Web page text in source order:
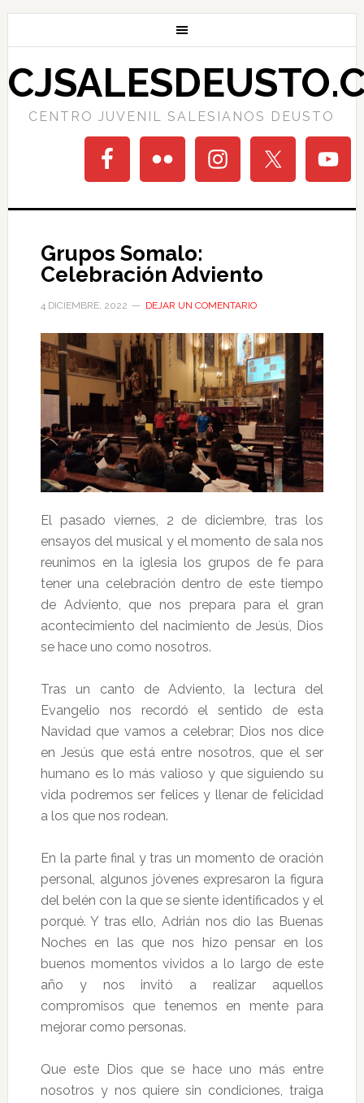
CENTRO JUVENIL SALESIANOS DEUSTO
Grupos Somalo:
Celebración Adviento
4 DICIEMBRE, 2022 DEJAR UN COMENTARIO
El pasado viernes, 2 de diciembre, tras los
ensayos del musical y el momento de sala nos
reunimos en la iglesia los grupos de fe para
tener una celebración dentro de este tiempo
de Adviento, que nos prepara para el gran
acontecimiento del nacimiento de Jesús, Dios
se hace uno como nosotros.
Tras un canto de Adviento, la lectura del
Evangelio nos recordó el sentido de esta
Navidad que vamos a celebrar; Dios nos dice
en Jesús que está entre nosotros, que el ser
humano es lo más valioso y que siguiendo su
vida podremos ser felices y llenar de felicidad
a los que nos rodean.
En la parte final y tras un momento de oración
personal, algunos jóvenes expresaron la figura
del belén con la que se siente identificados y el
porqué. Y tras ello, Adrián nos dio las Buenas
Noches en las que nos hizo pensar en los
buenos momentos vividos a lo largo de este
año y nos invitó a realizar aquellos
compromisos que tenemos en mente para
mejorar como personas.
Que este Dios que se hace uno más entre
nosotros y nos quiere sin condiciones, traiga